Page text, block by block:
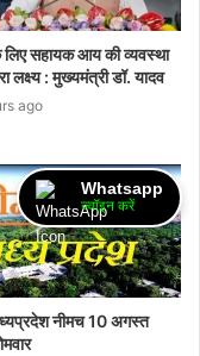
लिए सहायक आय की व्यवस्था
लक्ष्य : मुख्यमंत्री डॉ. यादव
ago
नीमच 10 अगस्त
Whatsapp
ज्वॉइन करें